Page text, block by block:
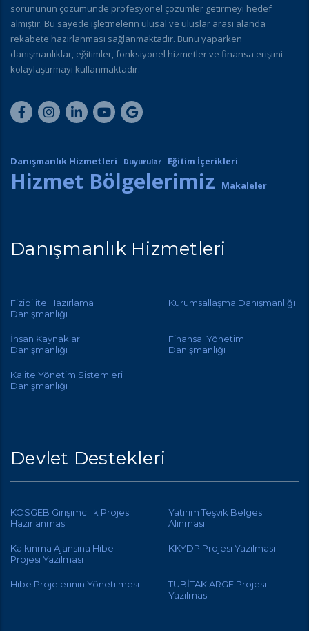
sorununun çözümünde profesyonel çözümler getirmeyi hedef
almıştır. Bu sayede işletmelerin ulusal ve uluslar arası alanda
rekabete hazırlanması sağlanmaktadır. Bunu yaparken
danışmanlıklar, eğitimler, fonksiyonel hizmetler ve finansa erişimi
kolaylaştırmayı kullanmaktadır.
Danışmanlık Hizmetleri Duyurular Eğitim İçerikleri
Hizmet Bölgelerimiz Makaleler
Danışmanlık Hizmetleri
Fizibilite Hazırlama
Danışmanlığı
Kurumsallaşma Danışmanlığı
İnsan Kaynakları
Danışmanlığı
Finansal Yönetim
Danışmanlığı
Kalite Yönetim Sistemleri
Danışmanlığı
Devlet Destekleri
KOSGEB Girişimcilik Projesi
Hazırlanması
Yatırım Teşvik Belgesi
Alınması
Kalkınma Ajansına Hibe
Projesi Yazılması
KKYDP Projesi Yazılması
Hibe Projelerinin Yönetilmesi
TUBİTAK ARGE Projesi
Yazılması